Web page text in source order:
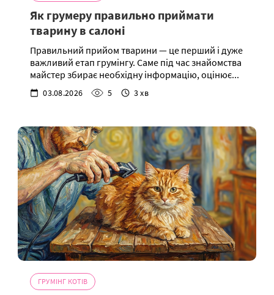
Як грумеру правильно приймати
тварину в салоні
Правильний прийом тварини — це перший і дуже
важливий етап грумінгу. Саме під час знайомства
майстер збирає необхідну інформацію, оцінює...
03.08.2026 5 3 хв
ГРУМІНГ КОТІВ